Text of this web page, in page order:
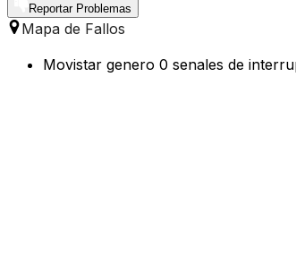
Reportar Problemas
Mapa de Fallos
Movistar genero 0 senales de